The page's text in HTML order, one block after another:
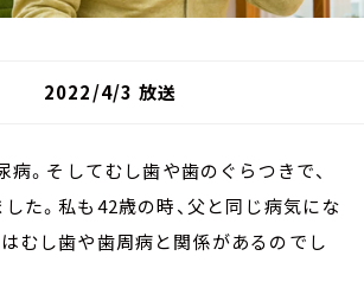
2022/4/3 放送
病。そしてむし歯や歯のぐらつきで、
た。私も42歳の時、父と同じ病気にな
むし歯や歯周病と関係があるのでし